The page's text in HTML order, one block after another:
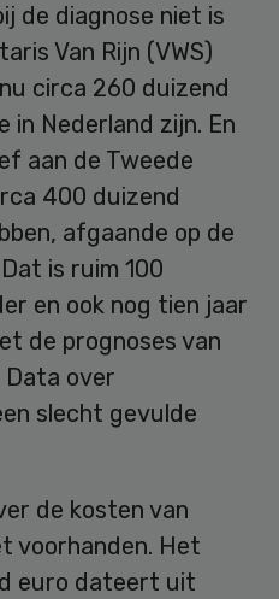
de diagnose niet is
Van Rijn (VWS)
circa 260 duizend
in Nederland zijn. En
aan de Tweede
400 duizend
afgaande op de
is ruim 100
en ook nog tien jaar
de prognoses van
Data over
slecht gevulde
de kosten van
voorhanden. Het
euro dateert uit